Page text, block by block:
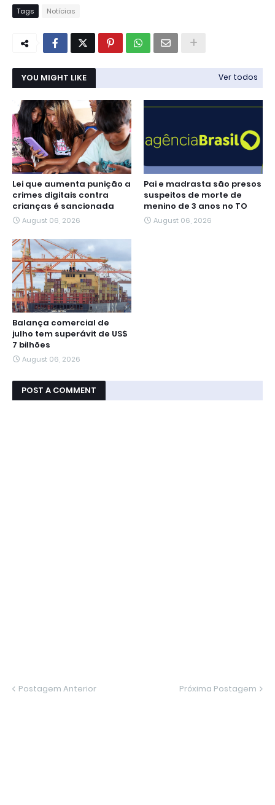
Tags Notícias
YOU MIGHT LIKE Ver todos
Lei que aumenta punição a
crimes digitais contra
crianças é sancionada
August 06, 2026
Pai e madrasta são presos
suspeitos de morte de
menino de 3 anos no TO
August 06, 2026
Balança comercial de
julho tem superávit de US$
7 bilhões
August 06, 2026
POST A COMMENT
Postagem Anterior Próxima Postagem